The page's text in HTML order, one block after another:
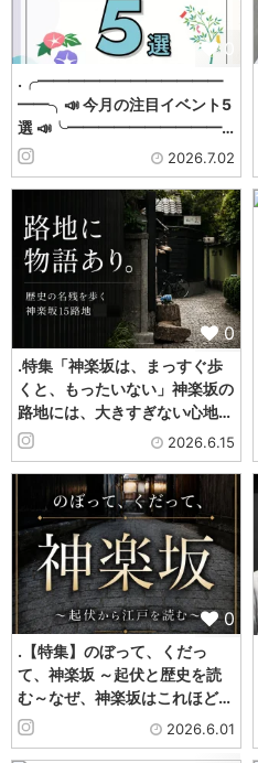
0
.╭━━━━━━━━━━━━
━━╮📣 今月の注目イベント5
選 📣╰━━━━━━━━━━…
2026.7.02
0
.特集「神楽坂は、まっすぐ歩
くと、もったいない」神楽坂の
路地には、大きすぎない心地…
2026.6.15
0
.【特集】のぼって、くだっ
て、神楽坂 ～起伏と歴史を読
む～なぜ、神楽坂はこれほど…
2026.6.01